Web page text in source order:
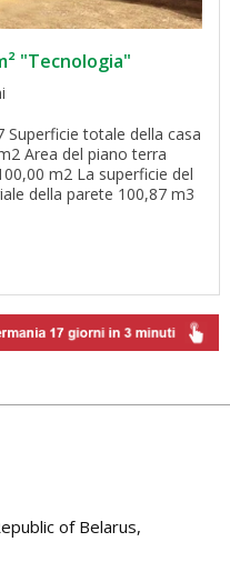
"Tecnologia"
totale della casa
Area del piano terra
m2 La superficie del
della parete 100,87 m3
of Belarus,